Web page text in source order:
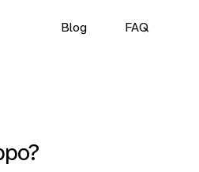
Blog FAQ